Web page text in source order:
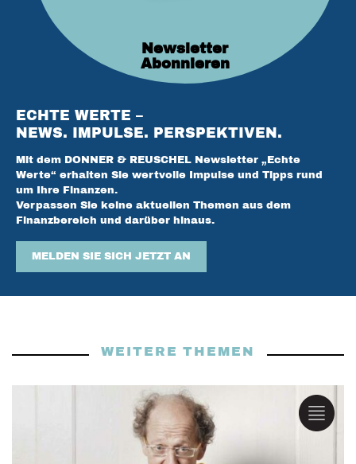
ECHTE WERTE –
NEWS. IMPULSE. PERSPEKTIVEN.
Mit dem DONNER & REUSCHEL Newsletter „Echte
Werte“ erhalten Sie wertvolle Impulse und Tipps rund
um Ihre Finanzen.
Verpassen Sie keine aktuellen Themen aus dem
Finanzbereich und darüber hinaus.
MELDEN SIE SICH JETZT AN
Newsletter
Abonnieren
WEITERE THEMEN